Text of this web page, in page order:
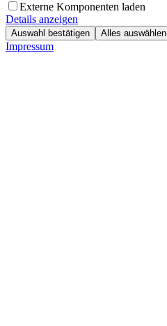
Externe Komponenten laden
Details anzeigen
Auswahl bestätigen Alles auswählen
Impressum